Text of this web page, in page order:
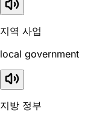
지역 사업
local government
지방 정부